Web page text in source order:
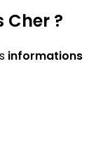
Cher ?
informations